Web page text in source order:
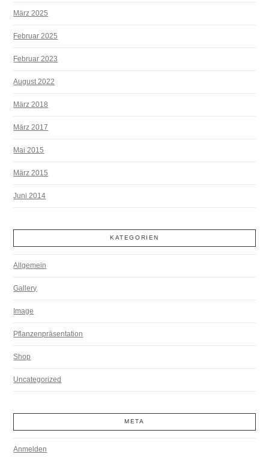
März 2025
Februar 2025
Februar 2023
August 2022
März 2018
März 2017
Mai 2015
März 2015
Juni 2014
KATEGORIEN
Allgemein
Gallery
Image
Pflanzenpräsentation
Shop
Uncategorized
META
Anmelden